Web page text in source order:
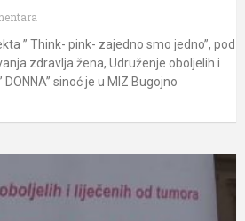
” Think- pink- zajedno smo jedno”, pod
zdravlja žena, Udruženje oboljelih i
sinoć je u MIZ Bugojno